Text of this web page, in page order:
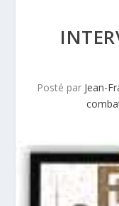
Posté par Jean-